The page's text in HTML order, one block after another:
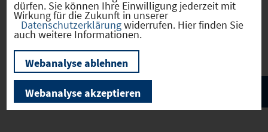
dürfen. Sie können Ihre Einwilligung jederzeit mit
Wirkung für die Zukunft in unserer
Datenschutzerklärungwiderrufen. Hier finden Sie
auch weitere Informationen.
Webanalyse ablehnen
Webanalyse akzeptieren